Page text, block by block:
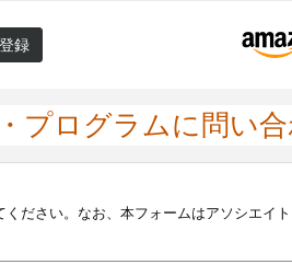
登録
プログラムに問い
ください。なお、本フォームはアソシエイ